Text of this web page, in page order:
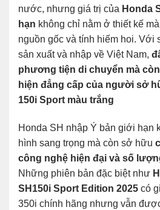
nước, nhưng giá trị của Honda
hạn không chỉ nằm ở thiết kế
nguồn gốc và tính hiếm hoi.
sản xuất và nhập về Việt Nam,
phương tiện di chuyển mà
hiện đẳng cấp của người sở
150i Sport màu trắng
Honda SH nhập Ý bản giới hạn
hình sang trọng mà còn sở hữu
công nghệ hiện đại và số
Những phiên bản đặc biệt như
SH150i Sport Edition 2025 có
350i chính hãng nhưng vẫn